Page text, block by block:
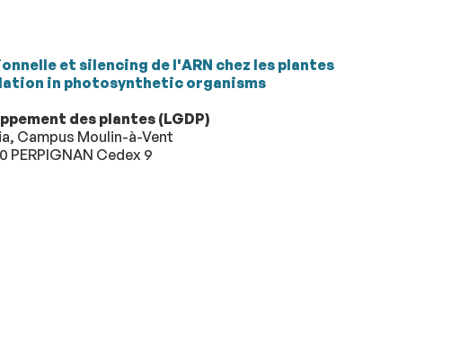
et silencing de l'ARN chez les plantes
in photosynthetic organisms
des plantes (LGDP)
Campus Moulin-à-Vent
PERPIGNAN Cedex 9